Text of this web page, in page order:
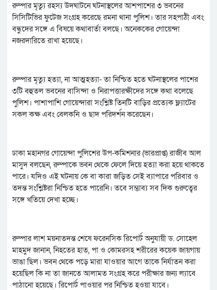
রুম্পার মৃত্যু রহস্য উদঘাটনে ঘটনাস্থলের আশপাশের ৩ ভবনের
সিসিটিভির ফুটেজ সংগ্রহ করেছে রমনা থানা পুলিশ। তার সহপাঠী এবং
বন্ধুদের সঙ্গে এ বিষয়ে কথাবার্তা বলছে। অনেককের গোয়েন্দা
নজরদারিতে রাখা হয়েছে।
রুম্পার মৃত্যু হত্যা, না আত্মহত্যা- তা নিশ্চিত হতে ঘটনাস্থলের পাশের
৩টি বহুতল ভবনের বাসিন্দা ও নিরাপত্তারক্ষীদের সঙ্গে কথা বলেছে
পুলিশ। পাশাপাশি গোয়েন্দারা সংশ্লিষ্ট তিনটি বাড়ির প্রত্যেক ফ্ল্যাটের
সকল কক্ষ এবং বেলকনি ও ছাদ পরিদর্শন করেছেন।
ঢাকা মহানগর গোয়েন্দা পুলিশের উপ-কমিশনার (ভারপ্রাপ্ত) রাজীব আল
মাসুদ বলছেন, রুম্পাকে ভবন থেকে ফেলে দিয়ে হত্যা করা হয়ে থাকতে
পারে। যদিও এই ঘটনায় কে বা কারা জড়িত সেই ব্যাপারে পরিবার ও
তদন্ত সংশ্লিষ্টরা নিশ্চিত হতে পারেনি। তবে সম্ভাব্য সব দিক গুরুত্বের
সঙ্গে খতিয়ে দেখা হচ্ছে।
রুম্পার লাশ ময়নাতদন্ত শেষে ফরেনসিক রিপোর্ট অনুযায়ী ড. সোহেল
মাহমুদ জানান, নিহতের হাত, পা ও কোমরসহ শরীরের কয়েক জায়গায়
ভাঙা ছিল। ভবন থেকে পড়ে মারা যাওয়ার আগে তাকে নির্যাতন করা
হয়েছিল কি না তা জানতে আলামত সংগ্রহ করে পরীক্ষার জন্য ল্যাবে
পাঠানো হয়েছে। রিপোর্ট পাওয়ার পর নিশ্চিত হওয়া যাবে।